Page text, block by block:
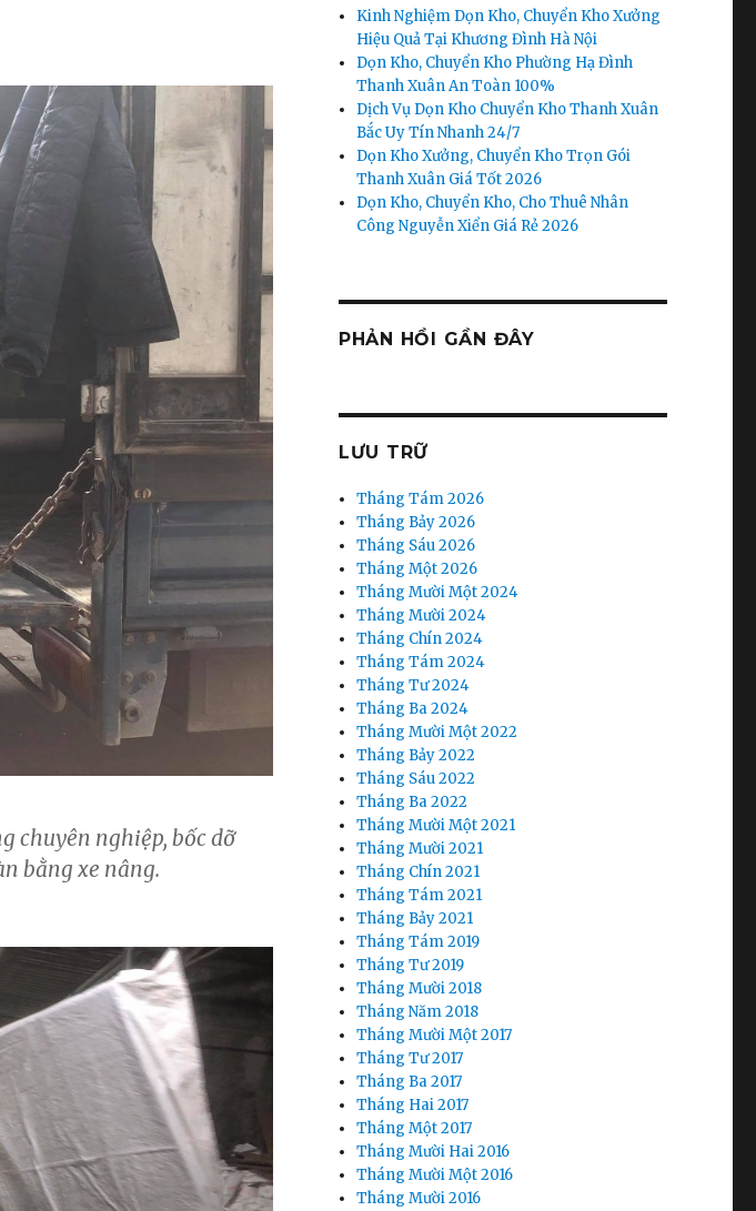
chuyên nghiệp, bốc dỡ
bằng xe nâng.
Kinh Nghiệm Dọn Kho, Chuyển Kho Xưởng
Hiệu Quả Tại Khương Đình Hà Nội
Dọn Kho, Chuyển Kho Phường Hạ Đình
Thanh Xuân An Toàn 100%
Dịch Vụ Dọn Kho Chuyển Kho Thanh Xuân
Bắc Uy Tín Nhanh 24/7
Dọn Kho Xưởng, Chuyển Kho Trọn Gói
Thanh Xuân Giá Tốt 2026
Dọn Kho, Chuyển Kho, Cho Thuê Nhân
Công Nguyễn Xiển Giá Rẻ 2026
PHẢN HỒI GẦN ĐÂY
LƯU TRỮ
Tháng Tám 2026
Tháng Bảy 2026
Tháng Sáu 2026
Tháng Một 2026
Tháng Mười Một 2024
Tháng Mười 2024
Tháng Chín 2024
Tháng Tám 2024
Tháng Tư 2024
Tháng Ba 2024
Tháng Mười Một 2022
Tháng Bảy 2022
Tháng Sáu 2022
Tháng Ba 2022
Tháng Mười Một 2021
Tháng Mười 2021
Tháng Chín 2021
Tháng Tám 2021
Tháng Bảy 2021
Tháng Tám 2019
Tháng Tư 2019
Tháng Mười 2018
Tháng Năm 2018
Tháng Mười Một 2017
Tháng Tư 2017
Tháng Ba 2017
Tháng Hai 2017
Tháng Một 2017
Tháng Mười Hai 2016
Tháng Mười Một 2016
Tháng Mười 2016